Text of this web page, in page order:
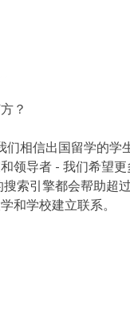
？
相信出国留学的学
领导者 - 我们希望
索引擎都会帮助超
和学校建立联系。